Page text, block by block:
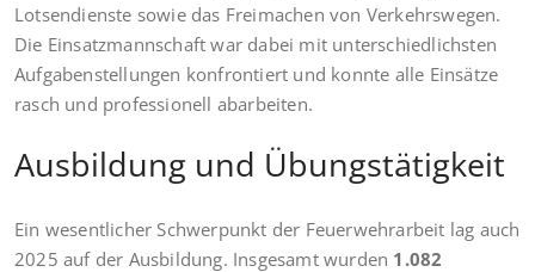
Lotsendienste sowie das Freimachen von Verkehrswegen.
Die Einsatzmannschaft war dabei mit unterschiedlichsten
Aufgabenstellungen konfrontiert und konnte alle Einsätze
rasch und professionell abarbeiten.
Ausbildung und Übungstätigkeit
Ein wesentlicher Schwerpunkt der Feuerwehrarbeit lag auch
2025 auf der Ausbildung. Insgesamt wurden 1.082